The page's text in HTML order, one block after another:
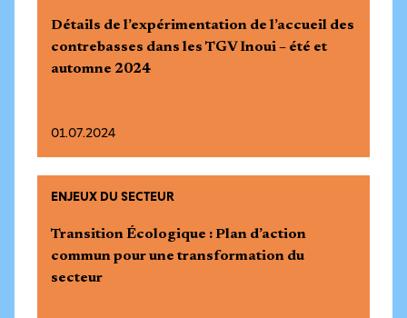
Détails de l’expérimentation de l’accueil des
contrebasses dans les TGV Inoui – été et
automne 2024
01.07.2024
ENJEUX DU SECTEUR
Transition Écologique : Plan d’action
commun pour une transformation du
secteur